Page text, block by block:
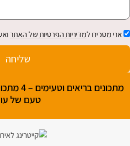
אני מסכים למדיניות הפרטיות של האתר
שליחה
מתכונים
טעם של עוד